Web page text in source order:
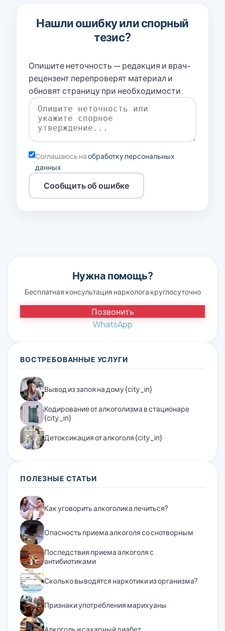
Нашли ошибку или спорный
тезис?
Опишите неточность — редакция и врач-
рецензент перепроверят материал и
обновят страницу при необходимости.
Соглашаюсь наобработку персональных
данных
Сообщить об ошибке
Нужна помощь?
Бесплатная консультация нарколога круглосуточно
Позвонить
WhatsApp
ВОСТРЕБОВАННЫЕ УСЛУГИ
Вывод из запоя на дому {city_in}
Кодирование от алкоголизма в стационаре
{city_in}
Детоксикация от алкоголя {city_in}
ПОЛЕЗНЫЕ СТАТЬИ
Как уговорить алкоголика лечиться?
Опасность приема алкоголя со снотворным
Последствия приема алкоголя с
антибиотиками
Сколько выводятся наркотики из организма?
Признаки употребления марихуаны
Алкоголь и сахарный диабет